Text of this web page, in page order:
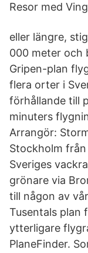
Resor med
eller längre,
000 meter och
Gripen-plan
flera orter i
förhållande till
minuters
Arrangör:
Stockholm
Sveriges
grönare via
till någon av
Tusentals plan
ytterligare
PlaneFinder.